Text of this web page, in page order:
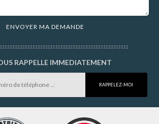
RAPPELLE IMMEDIATEMENT